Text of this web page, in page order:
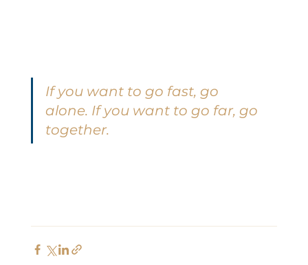
If you want to go fast, go
alone. If you want to go far, go
together.